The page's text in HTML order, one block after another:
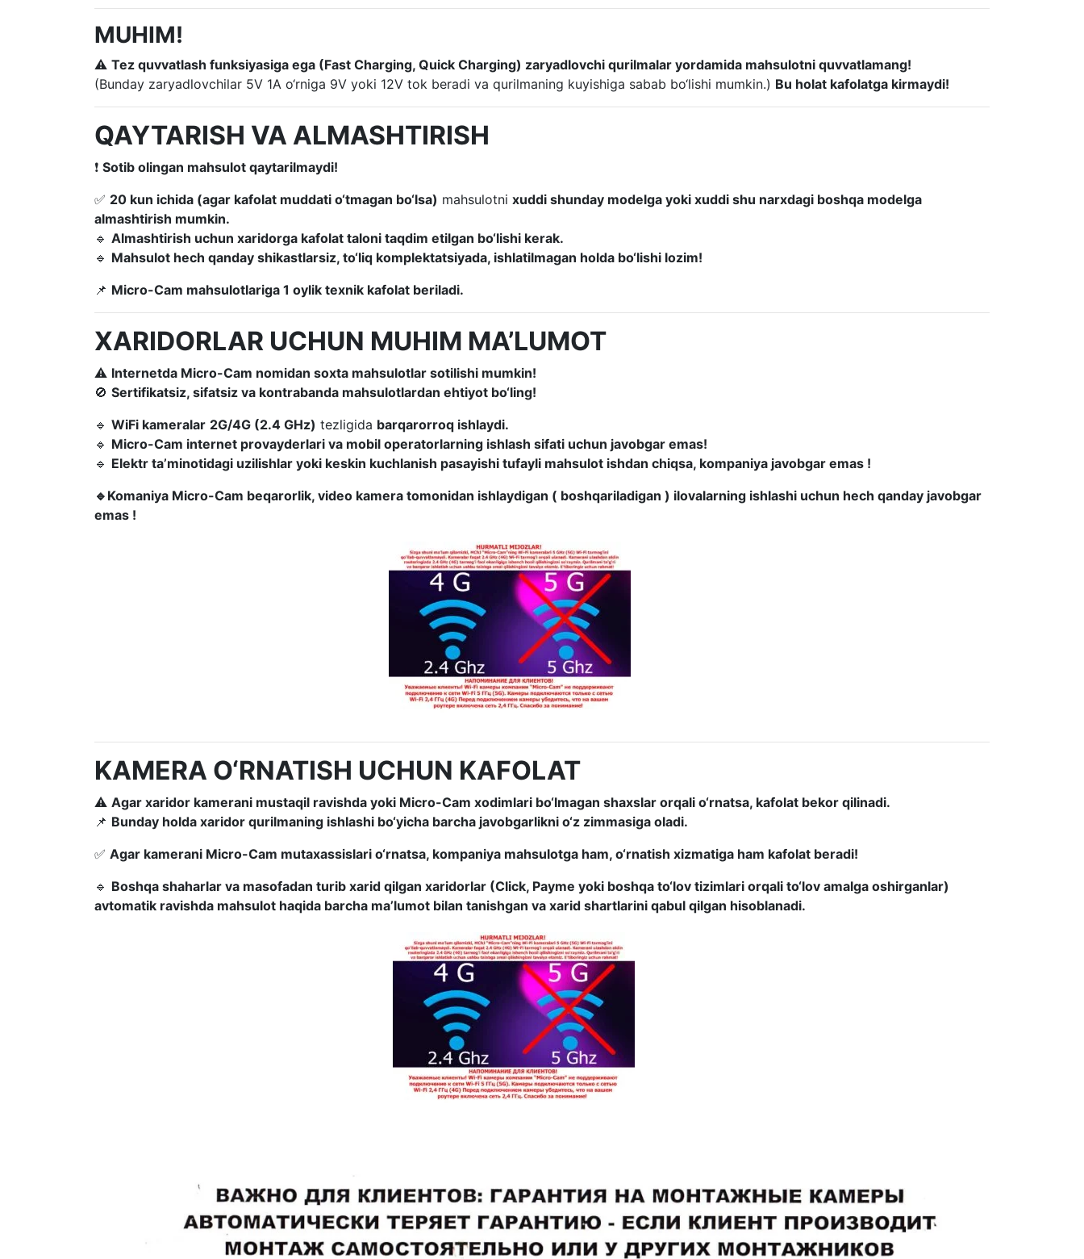
MUHIM!
⚠ Tez quvvatlash funksiyasiga ega (Fast Charging, Quick Charging) zaryadlovchi qurilmalar yordamida mahsulotni quvvatlamang!
(Bunday zaryadlovchilar 5V 1A o‘rniga 9V yoki 12V tok beradi va qurilmaning kuyishiga sabab bo‘lishi mumkin.) Bu holat kafolatga kirmaydi!
QAYTARISH VA ALMASHTIRISH
❗ Sotib olingan mahsulot qaytarilmaydi!
✅ 20 kun ichida (agar kafolat muddati o‘tmagan bo‘lsa) mahsulotni xuddi shunday modelga yoki xuddi shu narxdagi boshqa modelga
almashtirish mumkin.
🔹 Almashtirish uchun xaridorga kafolat taloni taqdim etilgan bo‘lishi kerak.
🔹 Mahsulot hech qanday shikastlarsiz, to‘liq komplektatsiyada, ishlatilmagan holda bo‘lishi lozim!
📌 Micro-Cam mahsulotlariga 1 oylik texnik kafolat beriladi.
XARIDORLAR UCHUN MUHIM MA’LUMOT
⚠ Internetda Micro-Cam nomidan soxta mahsulotlar sotilishi mumkin!
🚫 Sertifikatsiz, sifatsiz va kontrabanda mahsulotlardan ehtiyot bo‘ling!
🔹 WiFi kameralar 2G/4G (2.4 GHz) tezligida barqarorroq ishlaydi.
🔹 Micro-Cam internet provayderlari va mobil operatorlarning ishlash sifati uchun javobgar emas!
🔹 Elektr ta’minotidagi uzilishlar yoki keskin kuchlanish pasayishi tufayli mahsulot ishdan chiqsa, kompaniya javobgar emas !
🔹Komaniya Micro-Сam beqarorlik, video kamera tomonidan ishlaydigan ( boshqariladigan ) ilovalarning ishlashi uchun hech qanday javobgar
emas !
KAMERA O‘RNATISH UCHUN KAFOLAT
⚠ Agar xaridor kamerani mustaqil ravishda yoki Micro-Cam xodimlari bo‘lmagan shaxslar orqali o‘rnatsa, kafolat bekor qilinadi.
📌 Bunday holda xaridor qurilmaning ishlashi bo‘yicha barcha javobgarlikni o‘z zimmasiga oladi.
✅ Agar kamerani Micro-Cam mutaxassislari o‘rnatsa, kompaniya mahsulotga ham, o‘rnatish xizmatiga ham kafolat beradi!
🔹 Boshqa shaharlar va masofadan turib xarid qilgan xaridorlar (Click, Payme yoki boshqa to‘lov tizimlari orqali to‘lov amalga oshirganlar)
avtomatik ravishda mahsulot haqida barcha ma’lumot bilan tanishgan va xarid shartlarini qabul qilgan hisoblanadi.